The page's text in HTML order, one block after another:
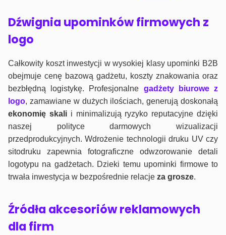
Dźwignia upominków firmowych z
logo
Całkowity koszt inwestycji w wysokiej klasy upominki B2B
obejmuje cenę bazową gadżetu, koszty znakowania oraz
bezbłędną logistykę. Profesjonalne gadżety biurowe z
logo, zamawiane w dużych ilościach, generują doskonałą
ekonomię skalii minimalizują ryzyko reputacyjne dzięki
naszej polityce darmowych wizualizacji
przedprodukcyjnych. Wdrożenie technologii druku UV czy
sitodruku zapewnia fotograficzne odwzorowanie detali
logotypu na gadżetach. Dzieki temu upominki firmowe to
trwała inwestycja w bezpośrednie relacje za grosze.
Źródła akcesoriów reklamowych
dla firm